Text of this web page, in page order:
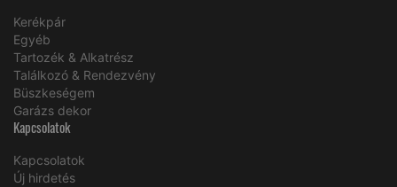
Kerékpár
Egyéb
Tartozék & Alkatrész
Találkozó & Rendezvény
Büszkeségem
Garázs dekor
Kapcsolatok
Kapcsolatok
Új hirdetés